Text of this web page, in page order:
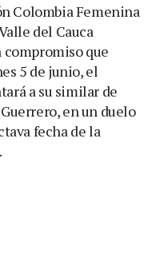
Colombia Femenina
del Cauca
que
5 de junio, el
a su similar de
en un duelo
fecha de la